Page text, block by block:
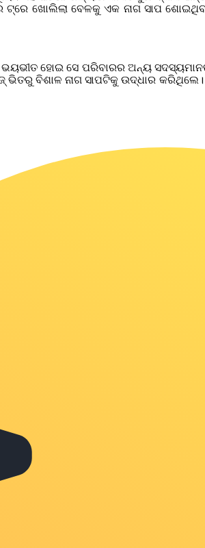
ଖୋଲିଲା ବେଳକୁ ଏକ ନାଗ ସାପ
ହୋଇ ସେ ପରିବାରର ଅନ୍ୟ
ଭିତରୁ ବିଶାଳ ନାଗ ସାପଟିକୁ ଉଦ୍ଧାର